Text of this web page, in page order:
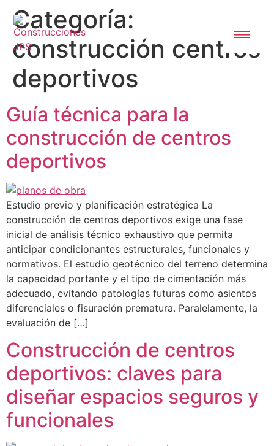
Categoría:
construcción centros
deportivos
Guía técnica para la
construcción de centros
deportivos
Estudio previo y planificación estratégica La
construcción de centros deportivos exige una fase
inicial de análisis técnico exhaustivo que permita
anticipar condicionantes estructurales, funcionales y
normativos. El estudio geotécnico del terreno determina
la capacidad portante y el tipo de cimentación más
adecuado, evitando patologías futuras como asientos
diferenciales o fisuración prematura. Paralelamente, la
evaluación de […]
Construcción de centros
deportivos: claves para
diseñar espacios seguros y
funcionales